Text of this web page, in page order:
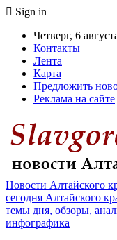
Sign in
Четверг, 6
Контакты
Лента
Карта
Предложить
Реклама на сайте
Новости Алтайского
сегодня Алтайского
темы дня, обзоры,
инфографика